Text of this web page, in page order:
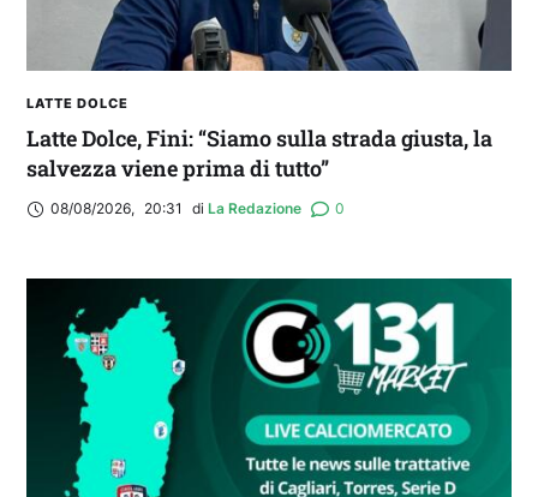
LATTE DOLCE
Latte Dolce, Fini: “Siamo sulla strada giusta, la
salvezza viene prima di tutto”
08/08/2026, 20:31 di La Redazione 0